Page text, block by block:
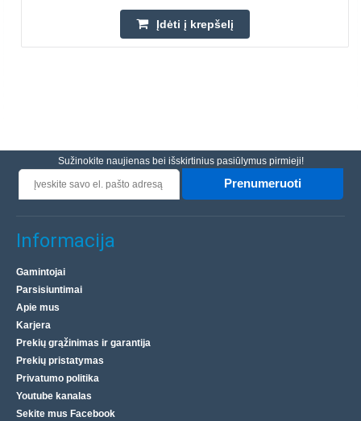
Įdėti į krepšelį
Sužinokite naujienas bei išskirtinius pasiūlymus pirmieji!
Prenumeruoti
Informacija
Gamintojai
Parsisiuntimai
Apie mus
Karjera
Prekių grąžinimas ir garantija
Prekių pristatymas
Privatumo politika
Youtube kanalas
Sekite mus Facebook